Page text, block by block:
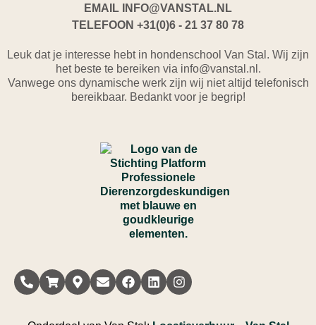
EMAIL
INFO@VANSTAL.NL
TELEFOON +31(0)6 - 21 37 80 78
Leuk dat je interesse hebt in hondenschool Van Stal. Wij zijn
het beste te bereiken via info@vanstal.nl.
Vanwege ons dynamische werk zijn wij niet altijd telefonisch
bereikbaar. Bedankt voor je begrip!